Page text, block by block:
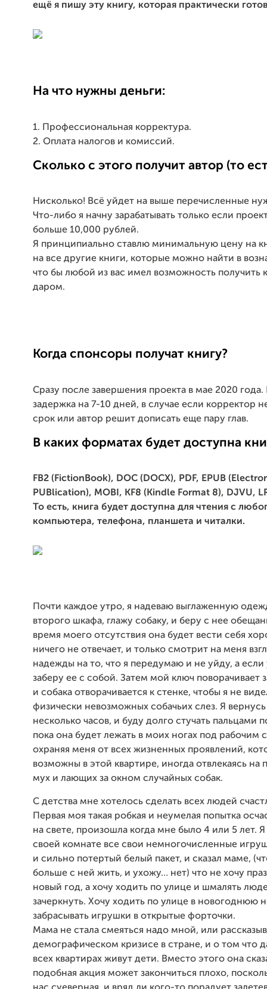
ещё я пишу эту книгу, которая практически
На что нужны деньги:
1. Профессиональная корректура.
2. Оплата налогов и комиссий.
Сколько с этого получит автор (то
Нисколько! Всё уйдет на выше перечисленные
Что-либо я начну зарабатывать только если
больше 10,000 рублей.
Я принципиально ставлю минимальную цену на
на все другие книги, которые можно найти в
что бы любой из вас имел возможность получить
даром.
Когда спонсоры получат книгу?
Сразу после завершения проекта в мае 2020
задержка на 7-10 дней, в случае если корректор
срок или автор решит дописать еще пару глав.
В каких форматах будет доступна
FB2 (FictionBook), DOC (DOCX), PDF, EPUB
PUBlication), MOBI, KF8 (Kindle Format 8), DJVU,
То есть, книга будет доступна для чтения с
компьютера, телефона, планшета и читалки.
Почти каждое утро, я надеваю выглаженную
второго шкафа, глажу собаку, и беру с нее
время моего отсутствия она будет вести себя
ничего не отвечает, и только смотрит на меня
надежды на то, что я передумаю и не уйду, а если
заберу ее с собой. Затем мой ключ поворачивает
и собака отворачивается к стенке, чтобы я не
физически невозможных собачьих слез. Я вернусь
несколько часов, и буду долго стучать пальцами
пока она будет лежать в моих ногах под рабочим
охраняя меня от всех жизненных проявлений,
возможны в этой квартире, иногда отвлекаясь на
мух и лающих за окном случайных собак.
С детства мне хотелось сделать всех людей
Первая моя такая робкая и неумелая попытка
на свете, произошла когда мне было 4 или 5 лет. Я
своей комнате все свои немногочисленные
и сильно потертый белый пакет, и сказал маме,
больше с ней жить, и ухожу… нет) что не хочу
новый год, а хочу ходить по улице и шмалять
зачеркнуть. Хочу ходить по улице в новогоднюю
забрасывать игрушки в открытые форточки.
Мама не стала смеяться надо мной, или
демографическом кризисе в стране, и о том что
всех квартирах живут дети. Вместо этого она
подобная акция может закончиться плохо,